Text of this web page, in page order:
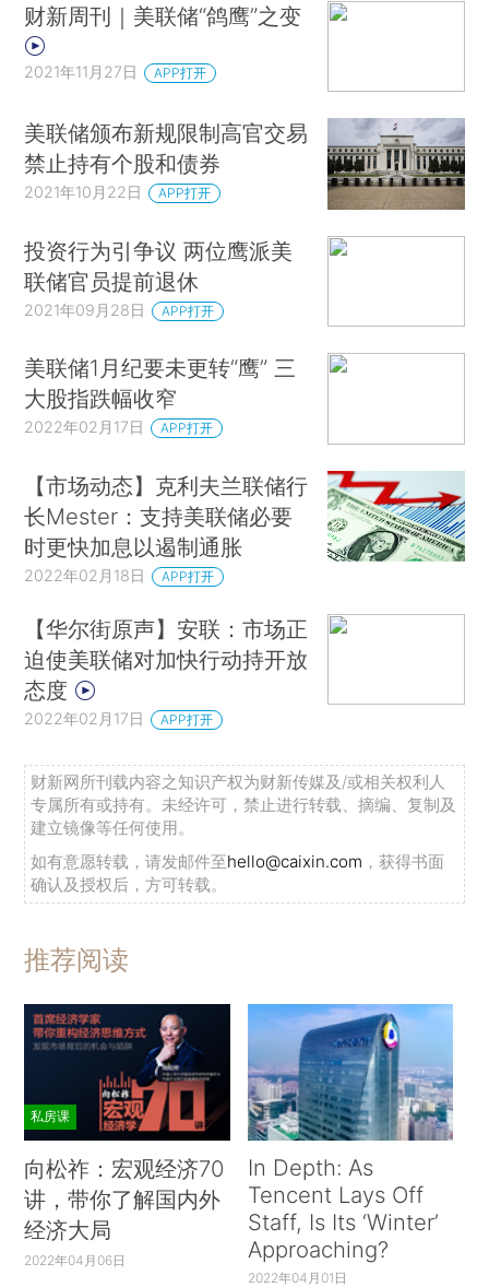
财新周刊｜美联储“鸽鹰”之变
2021年11月27日 APP打开
美联储颁布新规限制高官交易
禁止持有个股和债券
2021年10月22日 APP打开
投资行为引争议 两位鹰派美
联储官员提前退休
2021年09月28日 APP打开
美联储1月纪要未更转“鹰” 三
大股指跌幅收窄
2022年02月17日 APP打开
【市场动态】克利夫兰联储行
长Mester：支持美联储必要
时更快加息以遏制通胀
2022年02月18日 APP打开
【华尔街原声】安联：市场正
迫使美联储对加快行动持开放
态度
2022年02月17日 APP打开
财新网所刊载内容之知识产权为财新传媒及/或相关权利人
专属所有或持有。未经许可，禁止进行转载、摘编、复制及
建立镜像等任何使用。
如有意愿转载，请发邮件至hello@caixin.com ，获得书面
确认及授权后，方可转载。
推荐阅读
私房课
向松祚：宏观经济70
讲，带你了解国内外
经济大局
2022年04月06日
In Depth: As
Tencent Lays Off
Staff, Is Its ‘Winter’
Approaching?
2022年04月01日